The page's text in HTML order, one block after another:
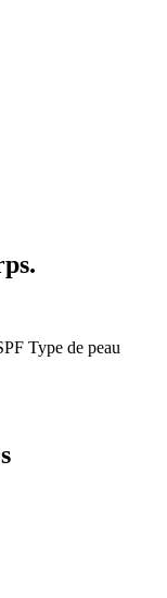
Type de peau